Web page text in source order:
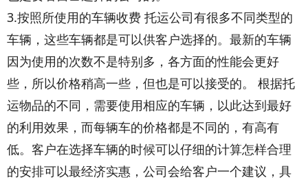
3.按照所使用的车辆收费 托运公司有很多不同类型的
车辆，这些车辆都是可以供客户选择的。最新的车辆
因为使用的次数不是特别多，各方面的性能会更好
些，所以价格稍高一些，但也是可以接受的。 根据托
运物品的不同，需要使用相应的车辆，以此达到最好
的利用效果，而每辆车的价格都是不同的，有高有
低。客户在选择车辆的时候可以仔细的计算怎样合理
的安排可以最经济实惠，公司会给客户一个建议，具